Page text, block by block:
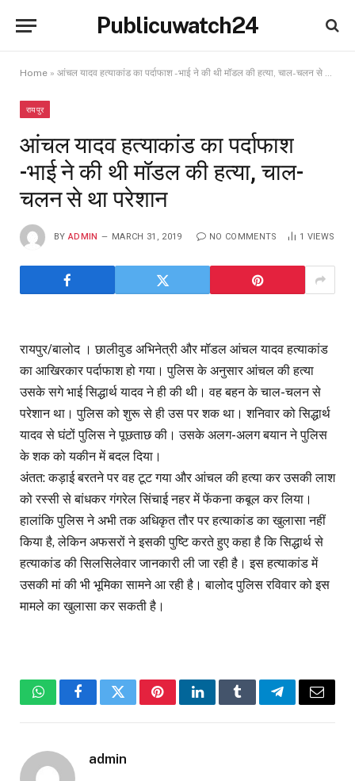
Publicuwatch24
Home » आंचल यादव हत्याकांड का पर्दाफाश -भाई ने की थी मॉडल की हत्या, चाल-चलन से था परेशान
रायपुर
आंचल यादव हत्याकांड का पर्दाफाश
-भाई ने की थी मॉडल की हत्या, चाल-
चलन से था परेशान
BY ADMIN MARCH 31, 2019 NO COMMENTS 1 VIEWS
रायपुर/बालोद । छालीवुड अभिनेत्री और मॉडल आंचल यादव हत्याकांड
का आखिरकार पर्दाफाश हो गया। पुलिस के अनुसार आंचल की हत्या
उसके सगे भाई सिद्धार्थ यादव ने ही की थी। वह बहन के चाल-चलन से
परेशान था। पुलिस को शुरू से ही उस पर शक था। शनिवार को सिद्धार्थ
यादव से घंटों पुलिस ने पूछताछ की। उसके अलग-अलग बयान ने पुलिस
के शक को यकीन में बदल दिया।
अंतत: कड़ाई बरतने पर वह टूट गया और आंचल की हत्या कर उसकी लाश
को रस्सी से बांधकर गंगरेल सिंचाई नहर में फेंकना कबूल कर लिया।
हालांकि पुलिस ने अभी तक अधिकृत तौर पर हत्याकांड का खुलासा नहीं
किया है, लेकिन अफसरों ने इसकी पुष्टि करते हुए कहा है कि सिद्धार्थ से
हत्याकांड की सिलसिलेवार जानकारी ली जा रही है। इस हत्याकांड में
उसकी मां की भी भूमिका सामने आ रही है। बालोद पुलिस रविवार को इस
मामले का खुलासा कर सकती है।
WhatsAppFacebookTwitterPinterestLinkedInTumblrTelegramEmail
admin